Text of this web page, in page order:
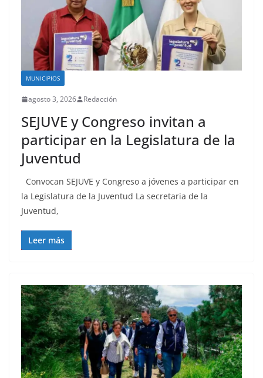
MUNICIPIOS
agosto 3, 2026 Redacción
SEJUVE y Congreso invitan a
participar en la Legislatura de la
Juventud
Convocan SEJUVE y Congreso a jóvenes a participar en
la Legislatura de la Juventud La secretaria de la
Juventud,
Leer más